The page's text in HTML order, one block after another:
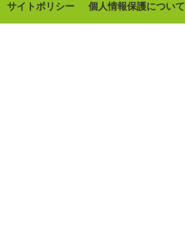
サイトポリシー 個人情報保護について